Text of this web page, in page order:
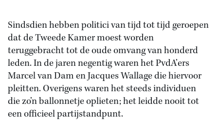
Sindsdien hebben politici van tijd tot tijd geroepen
dat de Tweede Kamer moest worden
teruggebracht tot de oude omvang van honderd
leden. In de jaren negentig waren het PvdA’ers
Marcel van Dam en Jacques Wallage die hiervoor
pleitten. Overigens waren het steeds individuen
die zo’n ballonnetje oplieten; het leidde nooit tot
een officieel partijstandpunt.